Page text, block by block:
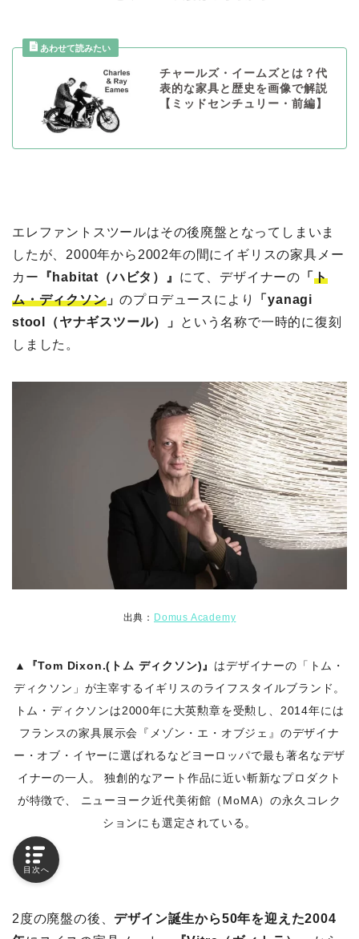
チャールズ・イームズとは？代
表的な家具と歴史を画像で解説
【ミッドセンチュリー・前編】
エレファントスツールはその後廃盤となってしまいま
したが、2000年から2002年の間にイギリスの家具メー
カー 『habitat（ハビタ）』 にて、デザイナーの 「 ト
ム・ディクソン」のプロデュースにより
「yanagi
stool（ヤナギスツール）」
という名称で一時的に復刻
しました。
出典： Domus Academy
▲ 『Tom Dixon.(トム ディクソン)』 はデザイナーの「トム・
ディクソン」が主宰するイギリスのライフスタイルブランド。
トム・ディクソンは2000年に大英勲章を受勲し、2014年には
フランスの家具展示会『メゾン・エ・オブジェ』のデザイナ
ー・オブ・イヤーに選ばれるなどヨーロッパで最も著名なデザ
イナーの一人。 独創的なアート作品に近い斬新なプロダクト
が特徴で、 ニューヨーク近代美術館（MoMA）の永久コレク
ションにも選定されている。
2度の廃盤の後、 デザイン誕生から50年を迎えた2004
目次へ